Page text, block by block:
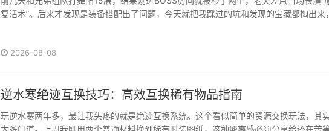
复活术”。后来才发现是装备搭配出了问题，今天就把我踩过的坑和发现的宝藏都掏出来
2026-08-08
逆水寒绝迹互换技巧：高效互换稀有物品指南
玩逆水寒两年多，最让我头疼的就是绝迹互换系统。这个看似简单的资源交换玩法，其
太多门道。上周我刚用两个普通材料换到稀有时装图纸，这种酸爽感必须分享给还在苦